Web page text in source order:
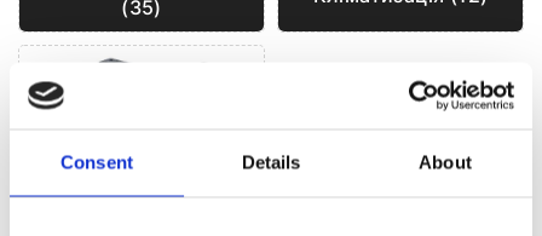
Consent Details About
(35)